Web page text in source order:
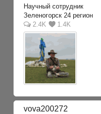
Научный сотрудник
Зеленогорск 24 регион
2.4K
1.4K
vova200272